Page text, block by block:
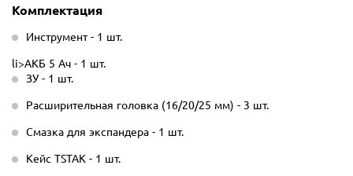
Комплектация
Инструмент - 1 шт.
li>АКБ 5 Ач - 1 шт.
ЗУ - 1 шт.
Расширительная головка (16/20/25 мм) - 3 шт.
Смазка для экспандера - 1 шт.
Кейс TSTAK - 1 шт.